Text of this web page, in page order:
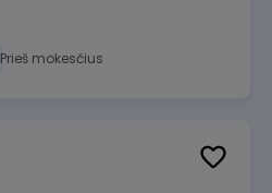
Prieš mokesčius